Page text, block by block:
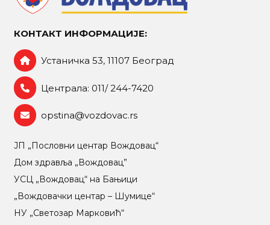
КОНТАКТ ИНФОРМАЦИЈЕ:
Устаничка 53, 11107 Београд
Централа: 011/ 244-7420
opstina@vozdovac.rs
ЈП „Пословни центар Вождовац“
Дом здравља „Вождовац”
УСЦ „Вождовац“ на Бањици
„Вождовачки центар – Шумице“
НУ „Светозар Марковић“